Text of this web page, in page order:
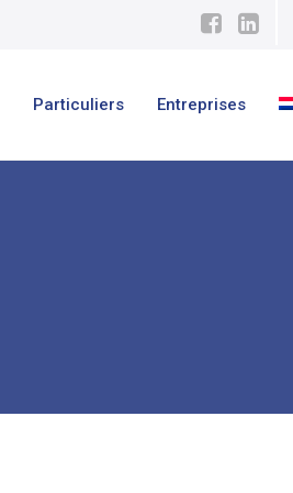
Particuliers Entreprises